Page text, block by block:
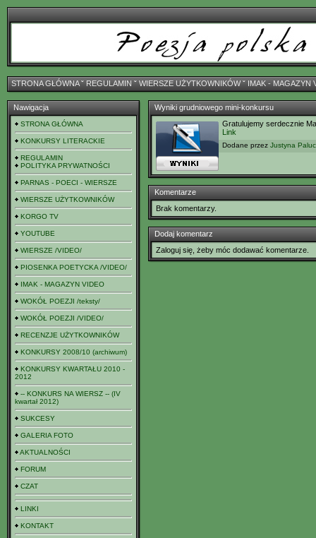
STRONA GŁÓWNAˇ REGULAMIN ˇ WIERSZE UŻYTKOWNIKÓWˇ IMAK - MAGAZYN
Nawigacja
STRONA GŁÓWNA
KONKURSY LITERACKIE
REGULAMIN
POLITYKA PRYWATNOŚCI
PARNAS - POECI - WIERSZE
WIERSZE UŻYTKOWNIKÓW
KORGO TV
YOUTUBE
WIERSZE /VIDEO/
PIOSENKA POETYCKA /VIDEO/
IMAK - MAGAZYN VIDEO
WOKÓŁ POEZJI /teksty/
WOKÓŁ POEZJI /VIDEO/
RECENZJE UŻYTKOWNIKÓW
KONKURSY 2008/10 (archiwum)
KONKURSY KWARTAŁU 2010 -
2012
-- KONKURS NA WIERSZ -- (IV
kwartał 2012)
SUKCESY
GALERIA FOTO
AKTUALNOŚCI
FORUM
CZAT
LINKI
KONTAKT
Wyniki grudniowego mini-konkursu
Gratulujemy serdecznie
Link
Dodane przez Justyna
Komentarze
Brak komentarzy.
Dodaj komentarz
Zaloguj się, żeby móc dodawać komentarze.